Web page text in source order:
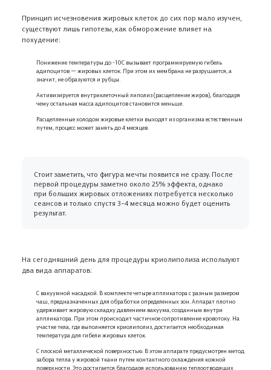
Принцип исчезновения жировых клеток до сих пор мало изучен,
существуют лишь гипотезы, как обморожение влияет на
похудение:
Понижение температуры до -10С вызывает программируемую гибель
адипоцитов — жировых клеток. При этом их мембрана не разрушается, а
значит, не образуются и рубцы.
Активизируется внутриклеточный липолиз (расщепление жиров), благодаря
чему остальная масса адипоцитов становится меньше.
Расщепленные холодом жировые клетки выходят из организма естественным
путем, процесс может занять до 4 месяцев.
Стоит заметить, что фигура мечты появится не сразу. После
первой процедуры заметно около 25% эффекта, однако
при больших жировых отложениях потребуется несколько
сеансов и только спустя 3–4 месяца можно будет оценить
результат.
На сегодняшний день для процедуры криолиполиза используют
два вида аппаратов:
С вакуумной насадкой. В комплекте четыре аппликатора с разным размером
чаш, предназначенных для обработки определенных зон. Аппарат плотно
удерживает жировую складку давлением вакуума, созданным внутри
аппликатора. При этом происходит частичное сопротивление кровотоку. На
участке тела, где выполняется криолиполиз, достигается необходимая
температура для гибели жировых клеток.
С плоской металлической поверхностью. В этом аппарате предусмотрен метод
забора тепла у жировой ткани путем контактного охлаждения кожной
поверхности. Это достигается благодаря использованию теплоотводящих